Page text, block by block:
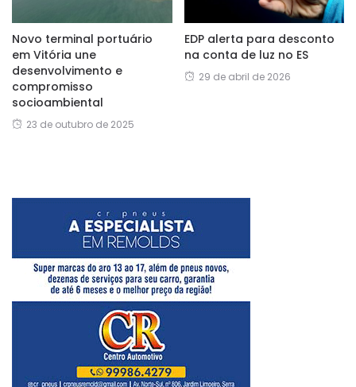
Novo terminal portuário
em Vitória une
desenvolvimento e
compromisso
socioambiental
23 de outubro de 2025
EDP alerta para desconto
na conta de luz no ES
29 de abril de 2026